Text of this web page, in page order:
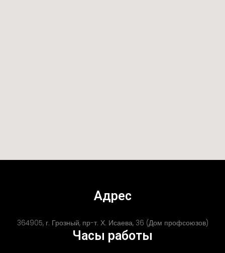
Адрес
364905, г. Грозный, пр-т. Х. Исаева, 36 (Дом профсоюзов)
Часы работы